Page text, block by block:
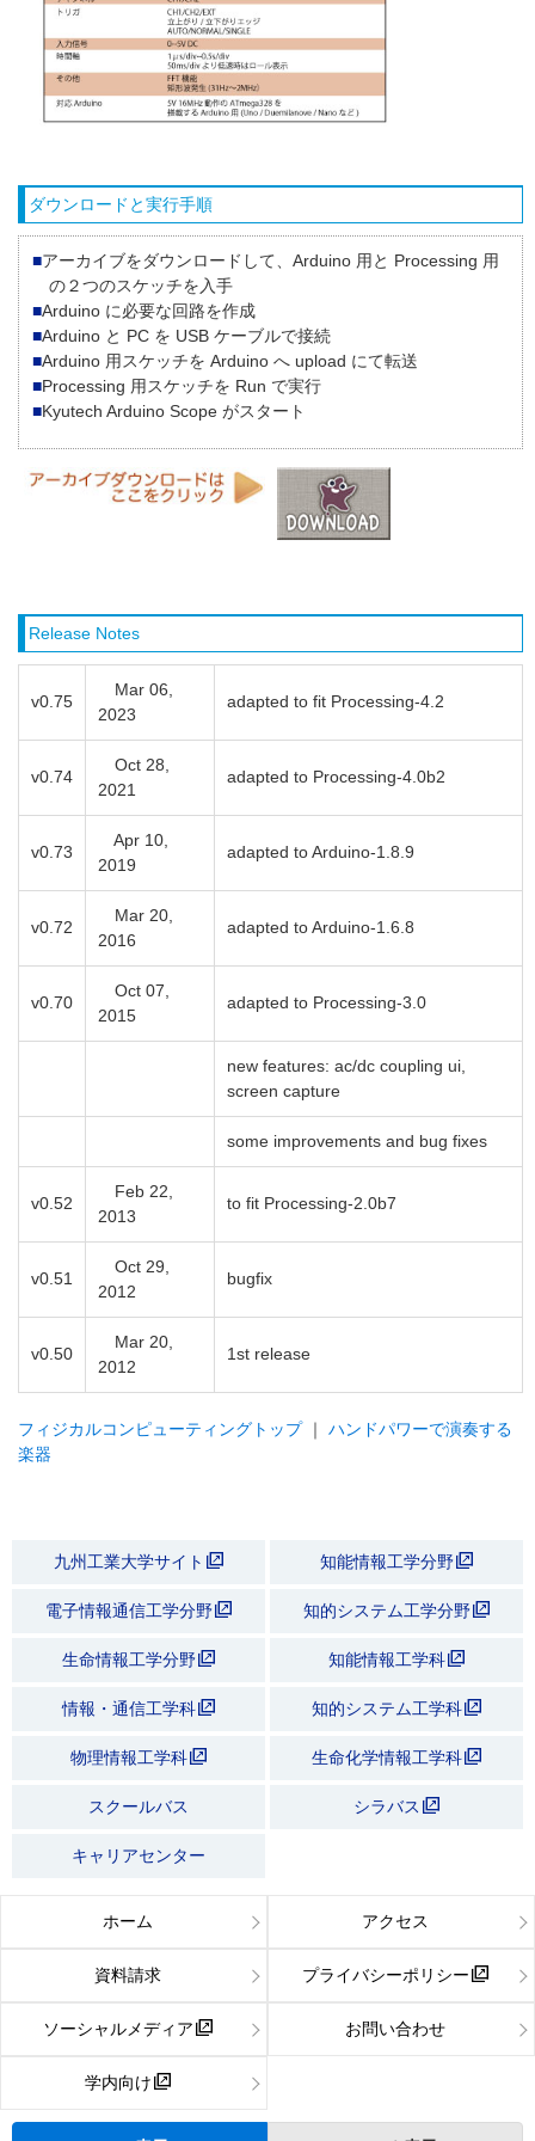
ダウンロードと実行手順
アーカイブをダウンロードして、Arduino 用と Processing 用
の２つのスケッチを入手
Arduino に必要な回路を作成
Arduino と PC を USB ケーブルで接続
Arduino 用スケッチを Arduino へ upload にて転送
Processing 用スケッチを Run で実行
Kyutech Arduino Scope がスタート
Release Notes
v0.75
Mar 06,
2023
adapted to fit Processing-4.2
v0.74
Oct 28,
2021
adapted to Processing-4.0b2
v0.73
Apr 10,
2019
adapted to Arduino-1.8.9
v0.72
Mar 20,
2016
adapted to Arduino-1.6.8
v0.70
Oct 07,
2015
adapted to Processing-3.0
new features: ac/dc coupling ui,
screen capture
some improvements and bug fixes
v0.52
Feb 22,
2013
to fit Processing-2.0b7
v0.51
Oct 29,
2012
bugfix
v0.50
Mar 20,
2012
1st release
フィジカルコンピューティングトップ｜ ハンドパワーで演奏する
楽器
九州工業大学サイト 知能情報工学分野
電子情報通信工学分野 知的システム工学分野
生命情報工学分野 知能情報工学科
情報・通信工学科 知的システム工学科
物理情報工学科 生命化学情報工学科
スクールバス シラバス
キャリアセンター
ホーム アクセス
資料請求 プライバシーポリシー
ソーシャルメディア お問い合わせ
学内向け